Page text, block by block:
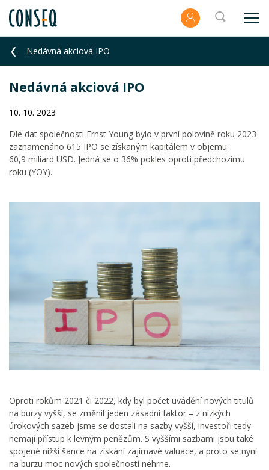
Nedávná akciová IPO
Nedávná akciová IPO
10. 10. 2023
Dle dat společnosti Ernst Young bylo v první polovině roku 2023
zaznamenáno 615 IPO se získaným kapitálem v objemu
60,9 miliard USD. Jedná se o 36% pokles oproti předchozímu
roku (YOY).
Oproti rokům 2021 či 2022, kdy byl počet uvádění nových titulů
na burzy vyšší, se změnil jeden zásadní faktor – z nízkých
úrokových sazeb jsme se dostali na sazby vyšší, investoři tedy
nemají přístup k levným penězům. S vyššími sazbami jsou také
spojené nižší šance na získání zajímavé valuace, a proto se nyní
na burzu moc nových společností nehrne.